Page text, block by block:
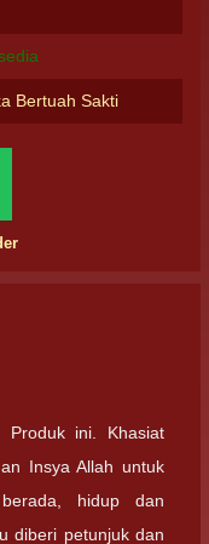
Bertuah Sakti
Produk ini. Khasiat
Insya Allah untuk
hidup dan
diberi petunjuk dan